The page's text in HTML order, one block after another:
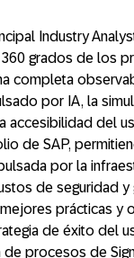
Industry
grados de los
completa
por IA, la
accesibilidad del
de SAP,
por la
de seguridad
prácticas y
de éxito del
de procesos de